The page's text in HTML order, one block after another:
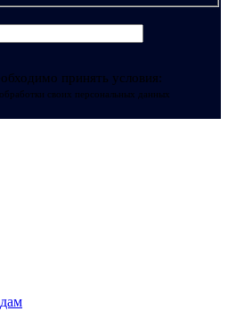
принять условия:
обработки своих персональных данных